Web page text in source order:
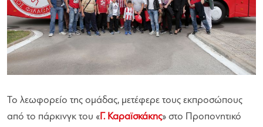
Το λεωφορείο της ομάδας, μετέφερε τους εκπροσώπους
από το πάρκινγκ του « Γ. Καραϊσκάκης» στο Προπονητικό